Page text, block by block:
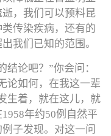
，我们可以预料昆
传染疾病，还有的
我们已知的范围。
论吧？”你会问：
如何，在我这一辈
生着，就在这儿，就
年约50例自然平
子发现。对这一问